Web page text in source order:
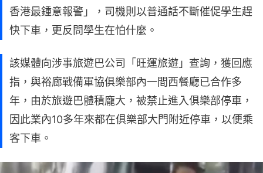
香港最鍾意報警」，司機則以普通話不斷催促學生趕
快下車，更反問學生在怕什麼。
該媒體向涉事旅遊巴公司「旺運旅遊」查詢，獲回應
指，與裕廊戰備軍協俱樂部內一間西餐廳已合作多
年，由於旅遊巴體積龐大，被禁止進入俱樂部停車，
因此業內10多年來都在俱樂部大門附近停車，以便乘
客下車。